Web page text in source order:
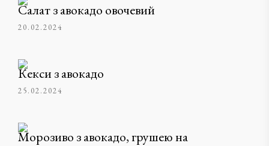
Салат з авокадо овочевий
20.02.2024
Кекси з авокадо
25.02.2024
Морозиво з авокадо, грушею на